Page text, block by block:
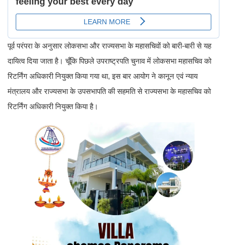
पूर्व परंपरा के अनुसार लोकसभा और राज्यसभा के महासचिवों को बारी-बारी से यह
दायित्व दिया जाता है। चूँकि पिछले उपराष्ट्रपति चुनाव में लोकसभा महासचिव को
रिटर्निंग अधिकारी नियुक्त किया गया था, इस बार आयोग ने कानून एवं न्याय
मंत्रालय और राज्यसभा के उपसभापति की सहमति से राज्यसभा के महासचिव को
रिटर्निंग अधिकारी नियुक्त किया है।